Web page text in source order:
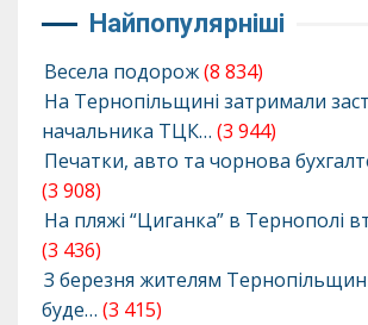
Найпопулярніші
Весела подорож(8 834)
На Тернопільщині затримали
начальника ТЦК… (3 944)
Печатки, авто та чорнова
(3 908)
На пляжі “Циганка” в Тернополі
(3 436)
З березня жителям
буде… (3 415)